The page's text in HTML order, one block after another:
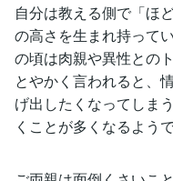
自分は教える側で「ほ
の高さを生まれ持って
の頃は肉親や異性との
とやかく言われると、
げ出したくなってしま
くことが多くなるようで